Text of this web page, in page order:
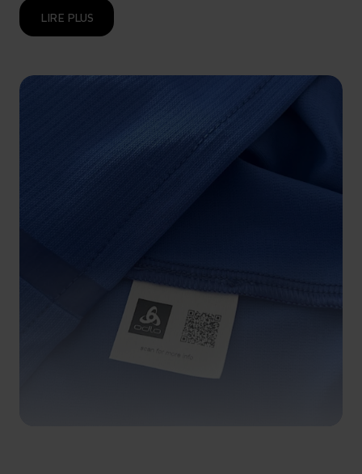
LIRE PLUS